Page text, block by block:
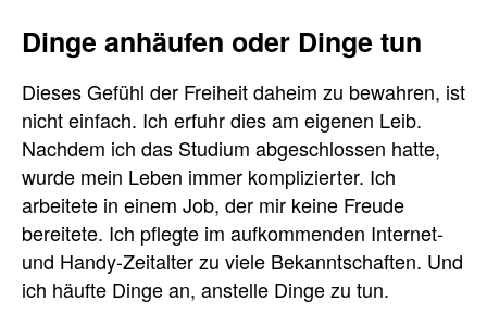
Dinge anhäufen oder Dinge tun
Dieses Gefühl der Freiheit daheim zu bewahren, ist
nicht einfach. Ich erfuhr dies am eigenen Leib.
Nachdem ich das Studium abgeschlossen hatte,
wurde mein Leben immer komplizierter. Ich
arbeitete in einem Job, der mir keine Freude
bereitete. Ich pflegte im aufkommenden Internet-
und Handy-Zeitalter zu viele Bekanntschaften. Und
ich häufte Dinge an, anstelle Dinge zu tun.